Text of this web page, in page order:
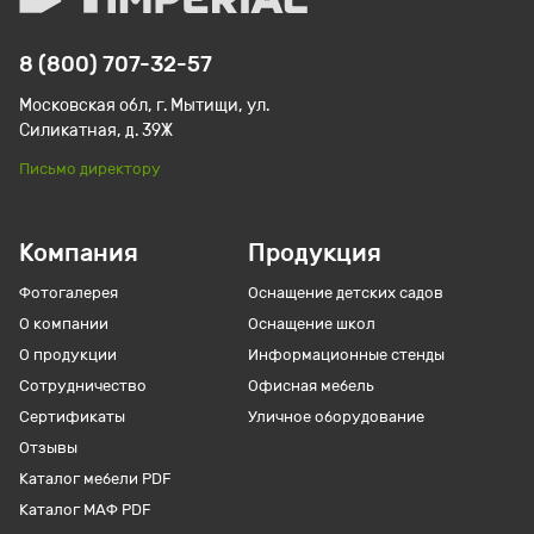
Компания
Фотогалерея
О компании
О продукции
Сотрудничество
Сертификаты
Отзывы
Каталог мебели PDF
Каталог МАФ PDF
Продукция
Оснащение детских садов
Оснащение школ
Информационные стенды
Офисная мебель
Уличное оборудование
8 (800) 707-32-57
Московская обл, г. Мытищи, ул.
Силикатная, д. 39Ж
Письмо директору